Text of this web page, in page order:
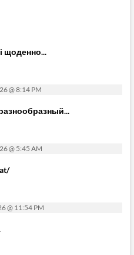
щоденно...
@ 8:14 PM
@ 5:45 AM
@ 11:54 PM